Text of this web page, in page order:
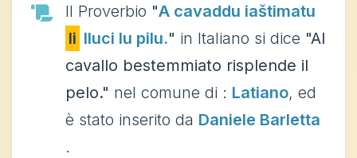
Il Proverbio "A cavaddu iaštimatu
li lluci lu pilu." in Italiano si dice "Al
cavallo bestemmiato risplende il
pelo." nel comune di : Latiano, ed
è stato inserito da Daniele Barletta
.